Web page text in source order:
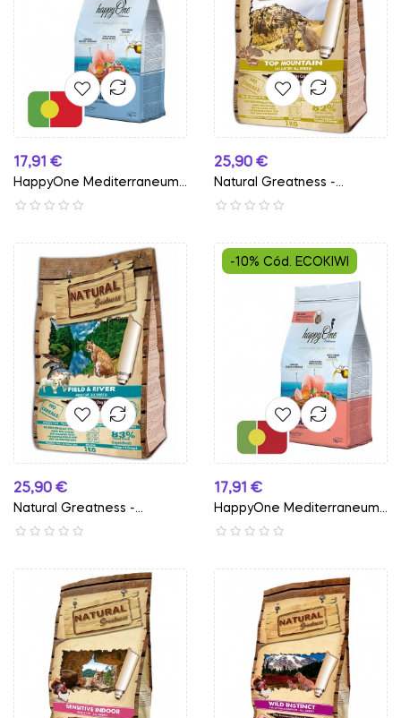
Preço
17,91 €
HappyOne Mediterraneum
-...
Preço
25,90 €
Natural Greatness -...
Preço
25,90 €
Natural Greatness -...
-10% Cód. ECOKIWI
Preço
17,91 €
HappyOne Mediterraneum
-...